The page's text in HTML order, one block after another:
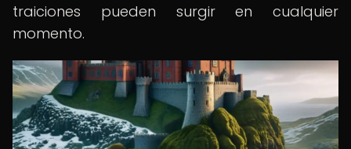
traiciones pueden surgir en cualquier
momento.